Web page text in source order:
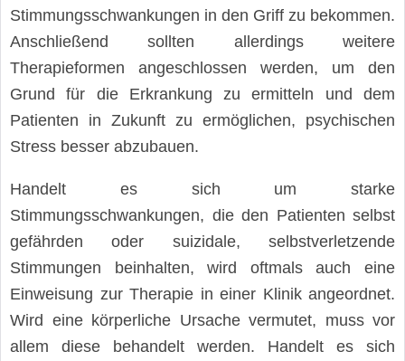
Stimmungsschwankungen in den Griff zu bekommen.
Anschließend sollten allerdings weitere
Therapieformen angeschlossen werden, um den
Grund für die Erkrankung zu ermitteln und dem
Patienten in Zukunft zu ermöglichen, psychischen
Stress besser abzubauen.
Handelt es sich um starke
Stimmungsschwankungen, die den Patienten selbst
gefährden oder suizidale, selbstverletzende
Stimmungen beinhalten, wird oftmals auch eine
Einweisung zur Therapie in einer Klinik angeordnet.
Wird eine körperliche Ursache vermutet, muss vor
allem diese behandelt werden. Handelt es sich